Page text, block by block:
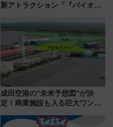
新アトラクション「『バイオハ
ブ」今秋登場 ―予測不能の恐
怖に泣き叫べ―
成田空港の”未来予想図”が決
定！商業施設も入る巨大ワンタ
で新型特急が品川･羽田とを結